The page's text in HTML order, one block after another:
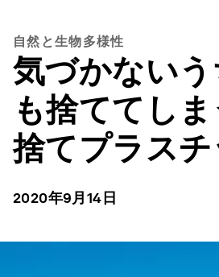
自然と生物多様性
気づかないう
も捨ててし
捨てプラスチ
2020年9月14日